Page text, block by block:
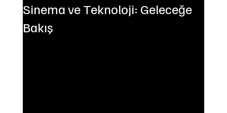
Sinema ve Teknoloji: Geleceğe
Bakış